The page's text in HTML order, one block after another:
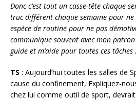
Donc c’est tout un casse-tête chaque
truc différent chaque semaine pour
espèce de routine pour ne pas
communique souvent avec mon
guide et m’aide pour toutes ces tâches .
TS : Aujourd’hui toutes les salles de
cause du confinement, Expliquez-
chez lui comme outil de sport,